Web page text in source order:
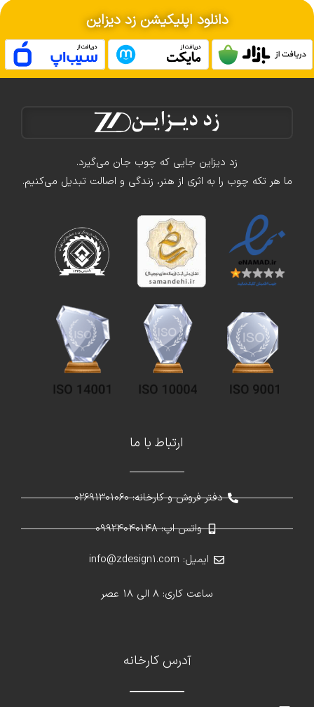
دانلود اپلیکیشن زد دیزاین
زد دیزاین جایی که چوب جان می‌گیرد.
ما هر تکه چوب را به اثری از هنر، زندگی و اصالت تبدیل می‌کنیم.
ارتباط با ما
دفتر فروش و کارخانه: 02691301060
واتس اپ: 09924040148
ایمیل: info@zdesign1.com
ساعت کاری: 8 الی 18 عصر
آدرس کارخانه